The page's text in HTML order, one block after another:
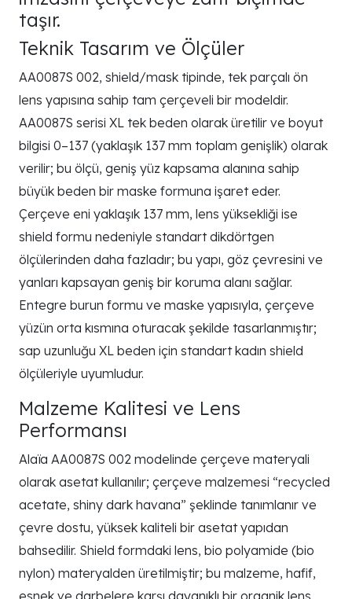
taşır.
Teknik Tasarım ve Ölçüler
AA0087S 002, shield/mask tipinde, tek parçalı ön
lens yapısına sahip tam çerçeveli bir modeldir.
AA0087S serisi XL tek beden olarak üretilir ve boyut
bilgisi 0–137 (yaklaşık 137 mm toplam genişlik) olarak
verilir; bu ölçü, geniş yüz kapsama alanına sahip
büyük beden bir maske formuna işaret eder.
Çerçeve eni yaklaşık 137 mm, lens yüksekliği ise
shield formu nedeniyle standart dikdörtgen
ölçülerinden daha fazladır; bu yapı, göz çevresini ve
yanları kapsayan geniş bir koruma alanı sağlar.
Entegre burun formu ve maske yapısıyla, çerçeve
yüzün orta kısmına oturacak şekilde tasarlanmıştır;
sap uzunluğu XL beden için standart kadın shield
ölçüleriyle uyumludur.
Malzeme Kalitesi ve Lens
Performansı
Alaïa AA0087S 002 modelinde çerçeve materyali
olarak asetat kullanılır; çerçeve malzemesi “recycled
acetate, shiny dark havana” şeklinde tanımlanır ve
çevre dostu, yüksek kaliteli bir asetat yapıdan
bahsedilir. Shield formdaki lens, bio polyamide (bio
nylon) materyalden üretilmiştir; bu malzeme, hafif,